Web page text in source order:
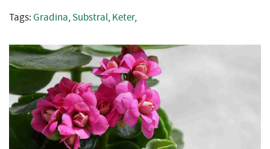
Tags: Gradina,Substral,Keter,